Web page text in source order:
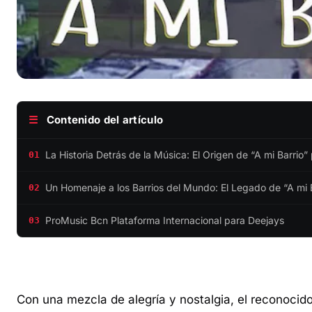
☰ Contenido del artículo
01 La Historia Detrás de la Música: El Origen de “A mi
02 Un Homenaje a los Barrios del Mundo: El Legado de “A mi
03 ProMusic Bcn Plataforma Internacional para Deejays
Con una mezcla de alegría y nostalgia, el